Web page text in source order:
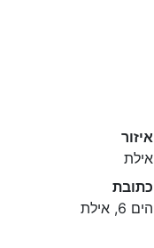
איזור
אילת
כתובת
הים 6, אילת